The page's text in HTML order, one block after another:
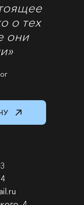
о тех
они